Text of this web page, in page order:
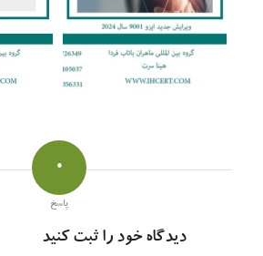
0
پاسخ
دیدگاه خود را ثبت کنید